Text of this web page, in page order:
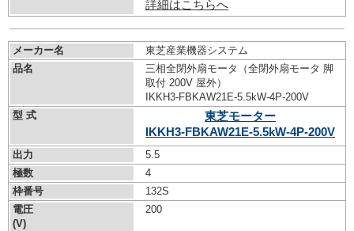
詳細はこちらへ
メーカー名
東芝産業機器システム
品名
三相全閉外扇モータ（全閉外扇モータ 脚
取付 200V 屋外）
IKKH3-FBKAW21E-5.5kW-4P-200V
型 式
東芝モーター
IKKH3-FBKAW21E-5.5kW-4P-200V
出力
5.5
極数
4
枠番号
132S
電圧
(V)
200